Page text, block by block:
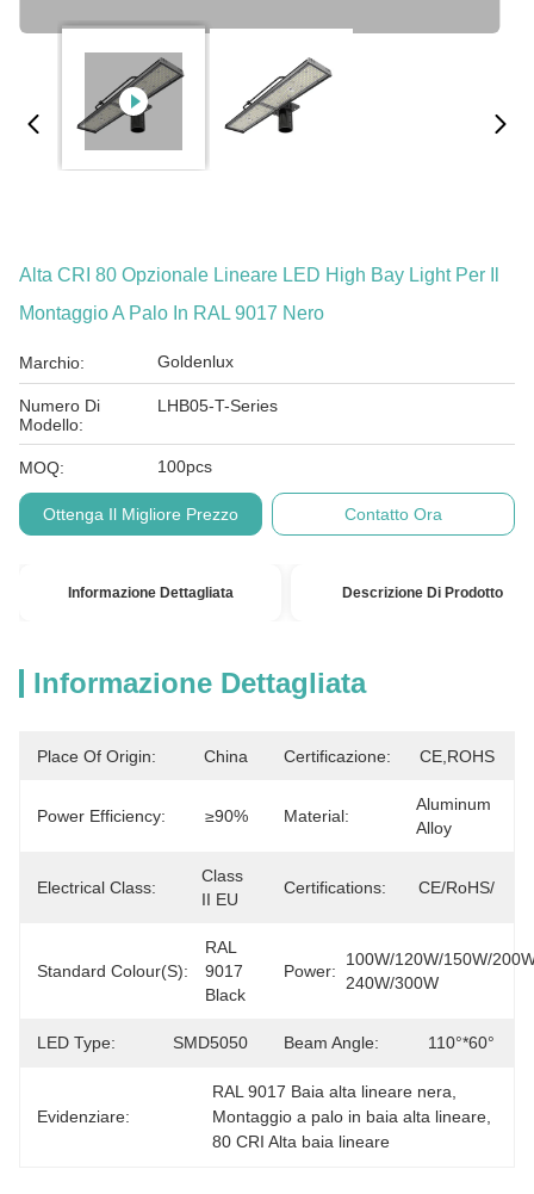
Alta CRI 80 Opzionale Lineare LED High Bay Light Per Il
Montaggio A Palo In RAL 9017 Nero
Marchio: Goldenlux
Numero Di
Modello:
LHB05-T-Series
MOQ: 100pcs
Ottenga Il Migliore Prezzo Contatto Ora
Informazione Dettagliata Descrizione Di Prodotto
Informazione Dettagliata
Place Of Origin: China Certificazione: CE,ROHS
Power Efficiency: ≥90% Material:
Aluminum
Alloy
Electrical Class:
Class
II EU
Certifications: CE/RoHS/
Standard Colour(s):
RAL
9017
Black
Power:
100W/120W/150W/
240W/300W
LED Type: SMD5050 Beam Angle: 110°*60°
Evidenziare:
RAL 9017 Baia alta lineare nera
Montaggio a palo in baia alta lineare
80 CRI Alta baia lineare